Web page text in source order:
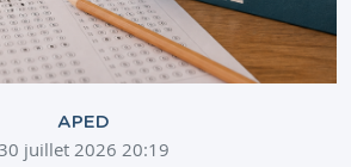
APED
juillet 2026 20:19